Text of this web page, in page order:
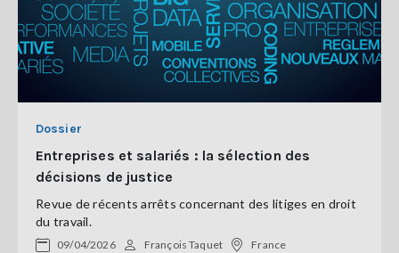
Dossier
Entreprises et salariés : la sélection des
décisions de justice
Revue de récents arrêts concernant des litiges en droit
du travail.
09/04/2026 François Taquet France